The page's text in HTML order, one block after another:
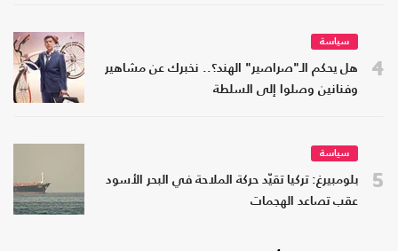
4
سياسة
هل يحكم الـ"صراصير" الهند؟.. نخبرك عن مشاهير
وفنانين وصلوا إلى السلطة
5
سياسة
بلومبيرغ: تركيا تقيّد حركة الملاحة في البحر الأسود
عقب تصاعد الهجمات